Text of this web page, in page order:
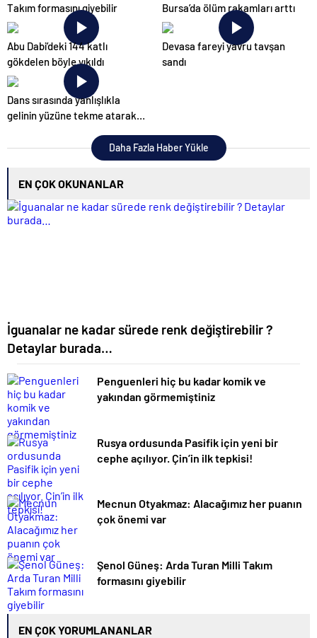
Takım formasını giyebilir
Bursa’da ölüm rakamları arttı
Abu Dabi’deki 144 katlı
gökdelen böyle yıkıldı
Devasa fareyi yavru tavşan
sandı
Dans sırasında yanlışlıkla
gelinin yüzüne tekme atarak
Daha Fazla Haber Yükle
EN ÇOK OKUNANLAR
İguanalar ne kadar sürede renk değiştirebilir ?
Detaylar burada…
Penguenleri hiç bu kadar komik ve
yakından görmemiştiniz
Rusya ordusunda Pasifik için yeni bir
cephe açılıyor. Çin’in ilk tepkisi!
Mecnun Otyakmaz: Alacağımız her puanın
çok önemi var
Şenol Güneş: Arda Turan Milli Takım
formasını giyebilir
EN ÇOK YORUMLANANLAR